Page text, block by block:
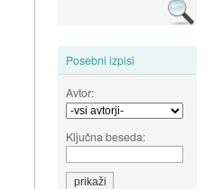
Posebni izpisi
Avtor:
Ključna beseda: